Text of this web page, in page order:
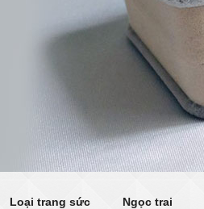
Loại trang sức Ngọc trai